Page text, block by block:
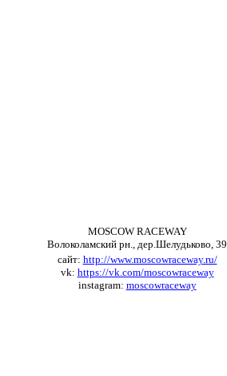
MOSCOW RACEWAY
Волоколамский рн., дер.Шелудьково, 39
сайт: http://www.moscowraceway.ru/
vk: https://vk.com/moscowraceway
instagram: moscowraceway